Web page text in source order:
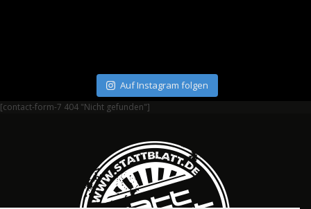
Auf Instagram folgen
[contact-form-7 404 "Nicht gefunden"]